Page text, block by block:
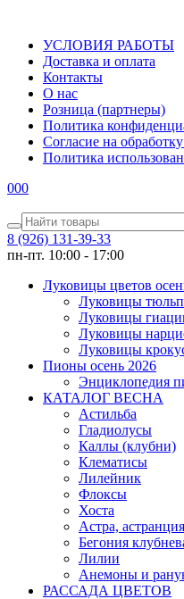
УСЛОВИЯ РАБОТЫ
Доставка и оплата
Контакты
О наc
Розница (партнеры)
Политика
Согласие на
Политика
000
8 (926) 131-39-33
пн-пт. 10:00 - 17:00
Луковицы цветов
Луковицы
Луковицы
Луковицы
Луковицы
Пионы осень 2026
Энциклопедия
КАТАЛОГ ВЕСНА
Астильба
Гладиолусы
Каллы (клубни)
Клематисы
Лилейник
Флоксы
Хоста
Астра,
Бегония
Лилии
Анемоны и
РАССАДА ЦВЕТОВ